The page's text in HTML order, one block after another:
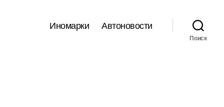
Иномарки Автоновости
Поиск